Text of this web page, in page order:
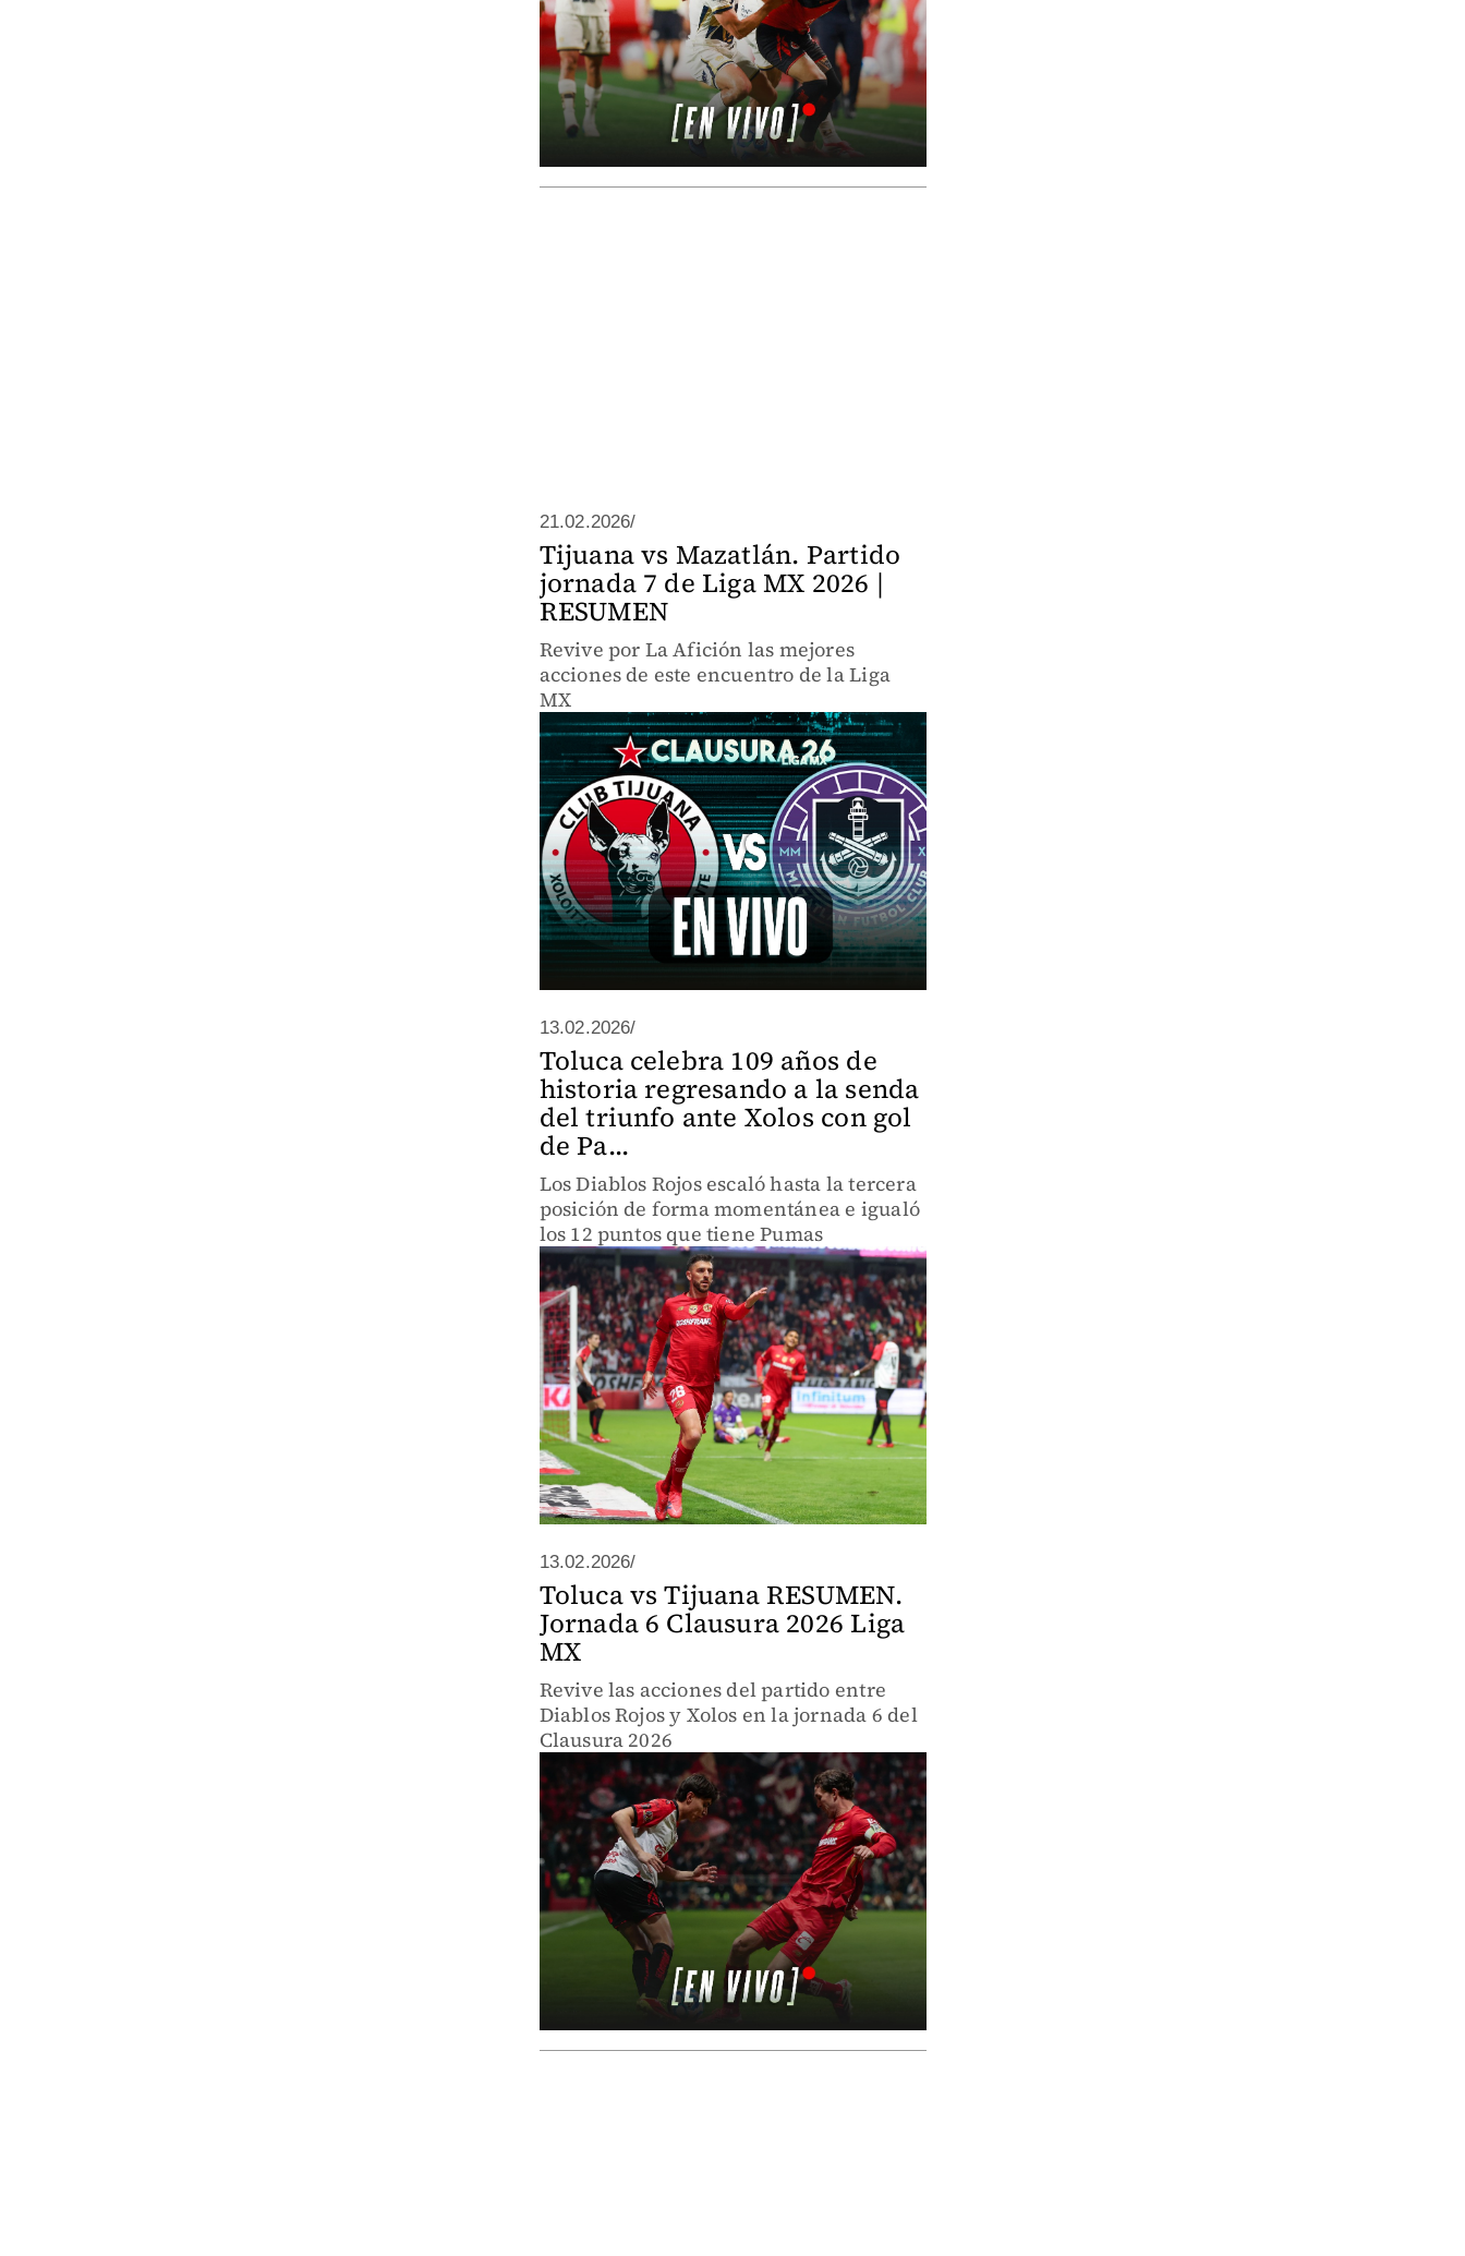
21.02.2026/
Tijuana vs Mazatlán. Partido
jornada 7 de Liga MX 2026 |
RESUMEN
Revive por La Afición las mejores
acciones de este encuentro de la Liga
MX
13.02.2026/
Toluca celebra 109 años de
historia regresando a la senda
del triunfo ante Xolos con gol
de Pa...
Los Diablos Rojos escaló hasta la tercera
posición de forma momentánea e igualó
los 12 puntos que tiene Pumas
13.02.2026/
Toluca vs Tijuana RESUMEN.
Jornada 6 Clausura 2026 Liga
MX
Revive las acciones del partido entre
Diablos Rojos y Xolos en la jornada 6 del
Clausura 2026